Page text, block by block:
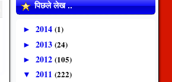
पिछले लेख ..
► 2014 (1)
► 2013 (24)
► 2012 (105)
▼ 2011 (222)